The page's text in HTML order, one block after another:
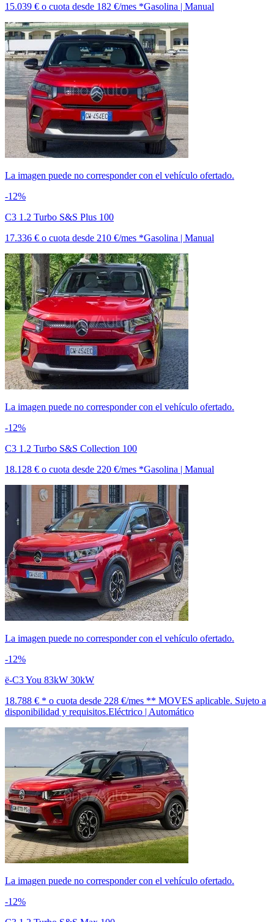
15.039 € o cuota desde 182 €/mes *Gasolina | Manual
La imagen puede no corresponder con el vehículo ofertado.
-12%
C3 1.2 Turbo S&S Plus 100
17.336 € o cuota desde 210 €/mes *Gasolina | Manual
La imagen puede no corresponder con el vehículo ofertado.
-12%
C3 1.2 Turbo S&S Collection 100
18.128 € o cuota desde 220 €/mes *Gasolina | Manual
La imagen puede no corresponder con el vehículo ofertado.
-12%
ë-C3 You 83kW 30kW
18.788 € * o cuota desde 228 €/mes ** MOVES aplicable. Sujeto a
disponibilidad y requisitos.Eléctrico | Automático
La imagen puede no corresponder con el vehículo ofertado.
-12%